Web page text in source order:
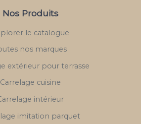
Nos Produits
le catalogue
nos marques
extérieur pour terrasse
Carrelage cuisine
intérieur
imitation parquet